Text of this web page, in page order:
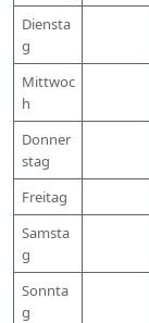
Diensta
g
Mittwoc
h
Donner
stag
Freitag
Samsta
g
Sonnta
g